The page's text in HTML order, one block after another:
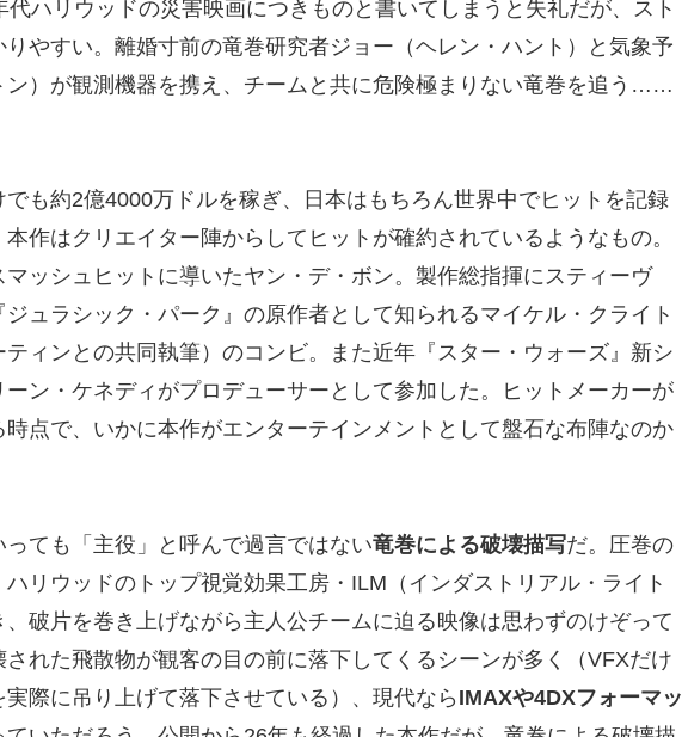
代ハリウッドの災害映画につきものと書いてしまうと失礼だが、スト
やすい。離婚寸前の竜巻研究者ジョー（ヘレン・ハント）と気象予
ン）が観測機器を携え、チームと共に危険極まりない竜巻を追う……
も約2億4000万ドルを稼ぎ、日本はもちろん世界中でヒットを記録
作はクリエイター陣からしてヒットが確約されているようなもの。
ッシュヒットに導いたヤン・デ・ボン。製作総指揮にスティーヴ
ュラシック・パーク』の原作者として知られるマイケル・クライト
ィンとの共同執筆）のコンビ。また近年『スター・ウォーズ』新シ
ン・ケネディがプロデューサーとして参加した。ヒットメーカーが
点で、いかに本作がエンターテインメントとして盤石な布陣なのか
ても「主役」と呼んで過言ではない竜巻による破壊描写だ。圧巻の
リウッドのトップ視覚効果工房・ILM（インダストリアル・ライト
破片を巻き上げながら主人公チームに迫る映像は思わずのけぞって
れた飛散物が観客の目の前に落下してくるシーンが多く（VFXだけ
際に吊り上げて落下させている）、現代なら IMAXや4DXフォーマッ